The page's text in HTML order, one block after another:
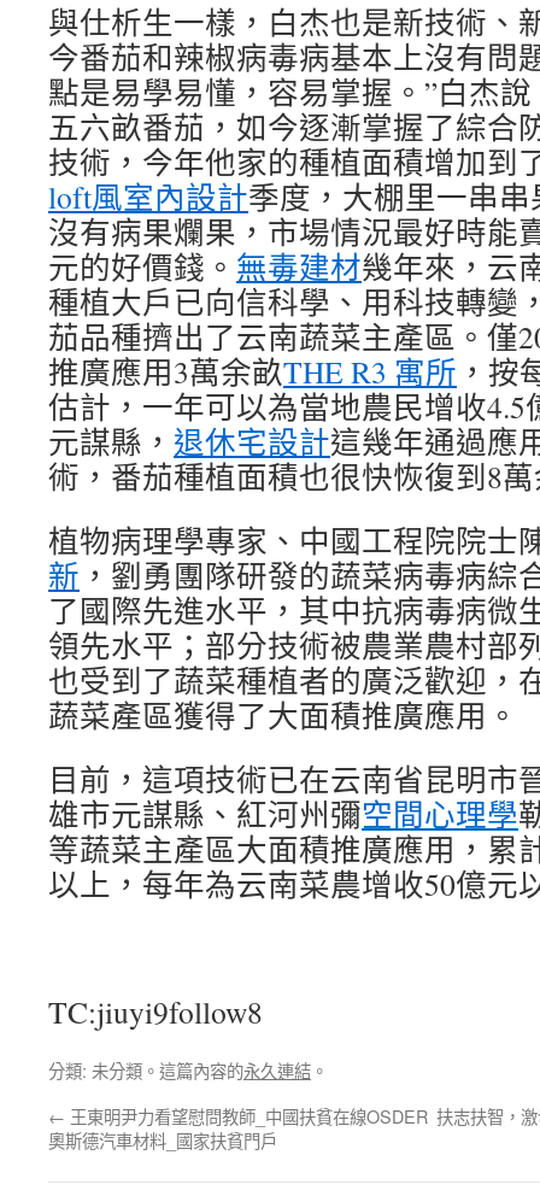
與仕析生一樣，白杰也是新技術、
今番茄和辣椒病毒病基本上沒有問
點是易學易懂，容易掌握。”白杰
五六畝番茄，如今逐漸掌握了綜合
技術，今年他家的種植面積增加到
loft風室內設計季度，大棚里一串
沒有病果爛果，市場情況最好時能
元的好價錢。 無毒建材幾年來，云
種植大戶已向信科學、用科技轉變
茄品種擠出了云南蔬菜主產區。僅
推廣應用3萬余畝THE R3 寓所 ，按
估計，一年可以為當地農民增收
元謀縣， 退休宅設計這幾年通過應
術，番茄種植面積也很快恢復到8
植物病理學專家、中國工程院院士
新 ，劉勇團隊研發的蔬菜病毒病綜
了國際先進水平，其中抗病毒病微
領先水平；部分技術被農業農村部
也受到了蔬菜種植者的廣泛歡迎，
蔬菜產區獲得了大面積推廣應用。
目前，這項技術已在云南省昆明市
雄市元謀縣、紅河州彌空間心理學
等蔬菜主產區大面積推廣應用，累
以上，每年為云南菜農增收50億元
TC:jiuyi9follow8
分類: 未分類。這篇內容的永久連結 。
← 王東明尹力看望慰問教師_中國扶貧在線OSDER
奧斯德汽車材料_國家扶貧門戶
扶志扶智，